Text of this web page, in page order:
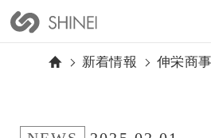
新着情報 伸栄商事株式会社および物流セン